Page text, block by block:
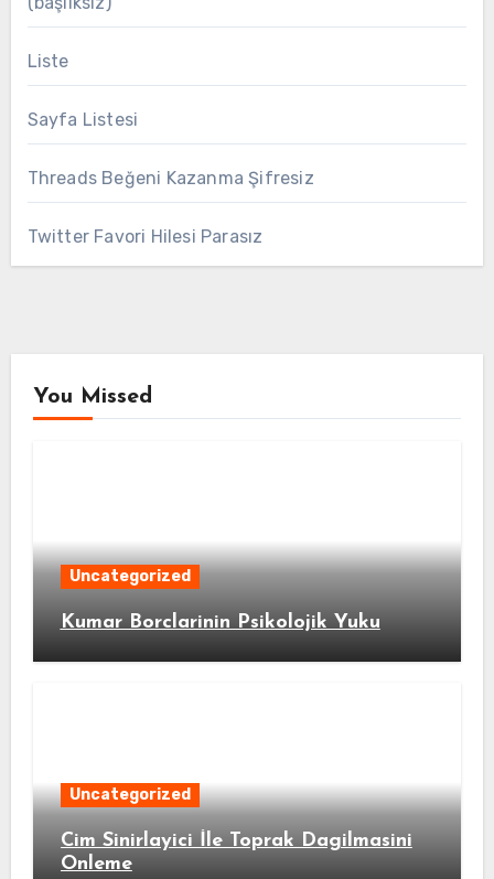
Liste
Sayfa Listesi
Threads Beğeni Kazanma Şifresiz
Twitter Favori Hilesi Parasız
You Missed
Uncategorized
Kumar Borclarinin Psikolojik Yuku
Uncategorized
Cim Sinirlayici İle Toprak Dagilmasini
Onleme